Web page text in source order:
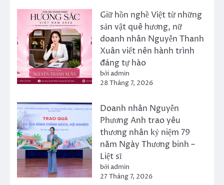
Giữ hồn nghề Việt từ những
sản vật quê hương, nữ
doanh nhân Nguyễn Thanh
Xuân viết nên hành trình
đáng tự hào
bởi admin
28 Tháng 7, 2026
Doanh nhân Nguyễn
Phương Anh trao yêu
thương nhân kỷ niệm 79
năm Ngày Thương binh –
Liệt sĩ
bởi admin
27 Tháng 7, 2026